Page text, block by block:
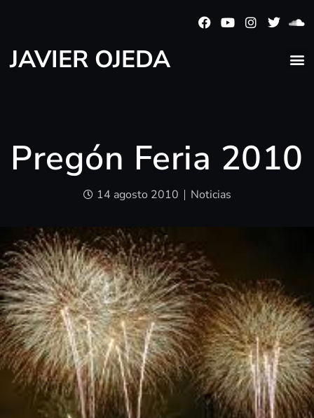
JAVIER OJEDA
Pregón Feria 2010
14 agosto 2010 Noticias